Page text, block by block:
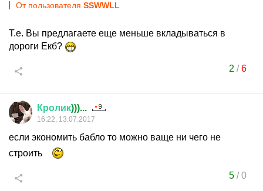
От пользователя SSWWLL
Т.е. Вы предлагаете еще меньше вкладываться в
дороги Екб?
2 /6
Кролик)))...
16:22, 13.07.2017
если экономить бабло то можно ваще ни чего не
строить
5/0